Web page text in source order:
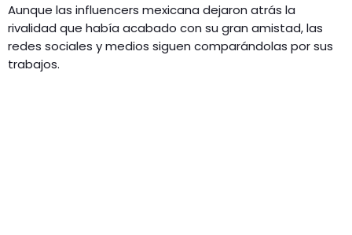
Aunque las influencers mexicana dejaron atrás la
rivalidad que había acabado con su gran amistad, las
redes sociales y medios siguen comparándolas por sus
trabajos.